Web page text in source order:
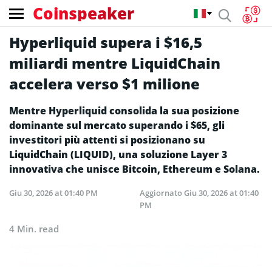
Coinspeaker
Hyperliquid supera i $16,5
miliardi mentre LiquidChain
accelera verso $1 milione
Mentre Hyperliquid consolida la sua posizione
dominante sul mercato superando i $65, gli
investitori più attenti si posizionano su
LiquidChain (LIQUID), una soluzione Layer 3
innovativa che unisce Bitcoin, Ethereum e Solana.
Giu 30, 2026 at 01:40 PM AggiornatoGiu 30, 2026 at 01:40
PM
4 Min. read